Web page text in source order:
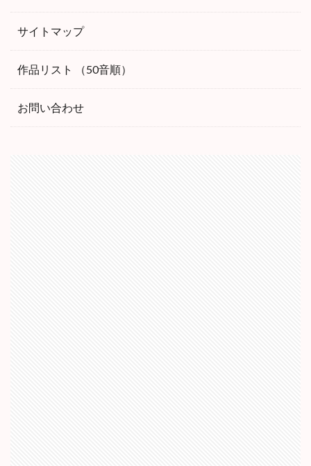
サイトマップ
作品リスト （50音順）
お問い合わせ